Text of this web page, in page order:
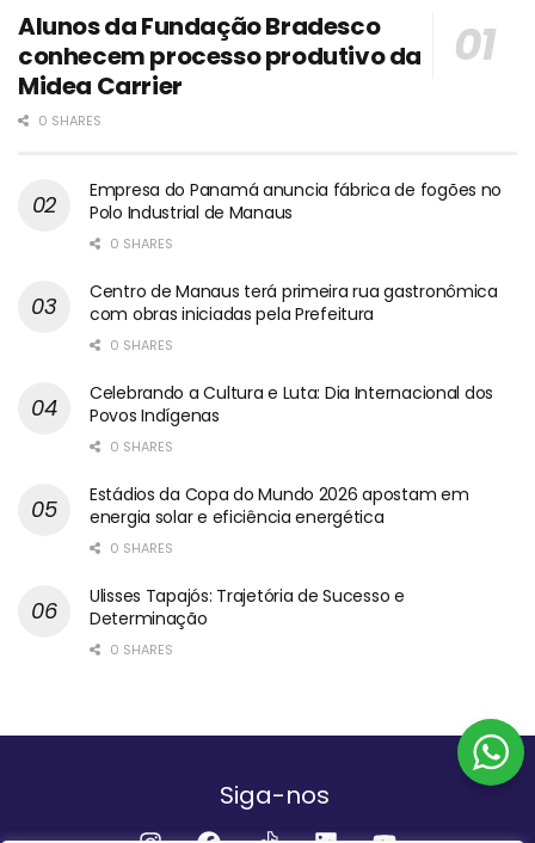
Alunos da Fundação Bradesco
conhecem processo produtivo da
Midea Carrier
0 SHARES
Empresa do Panamá anuncia fábrica de fogões no
Polo Industrial de Manaus
0 SHARES
Centro de Manaus terá primeira rua gastronômica
com obras iniciadas pela Prefeitura
0 SHARES
Celebrando a Cultura e Luta: Dia Internacional dos
Povos Indígenas
0 SHARES
Estádios da Copa do Mundo 2026 apostam em
energia solar e eficiência energética
0 SHARES
Ulisses Tapajós: Trajetória de Sucesso e
Determinação
0 SHARES
Siga-nos